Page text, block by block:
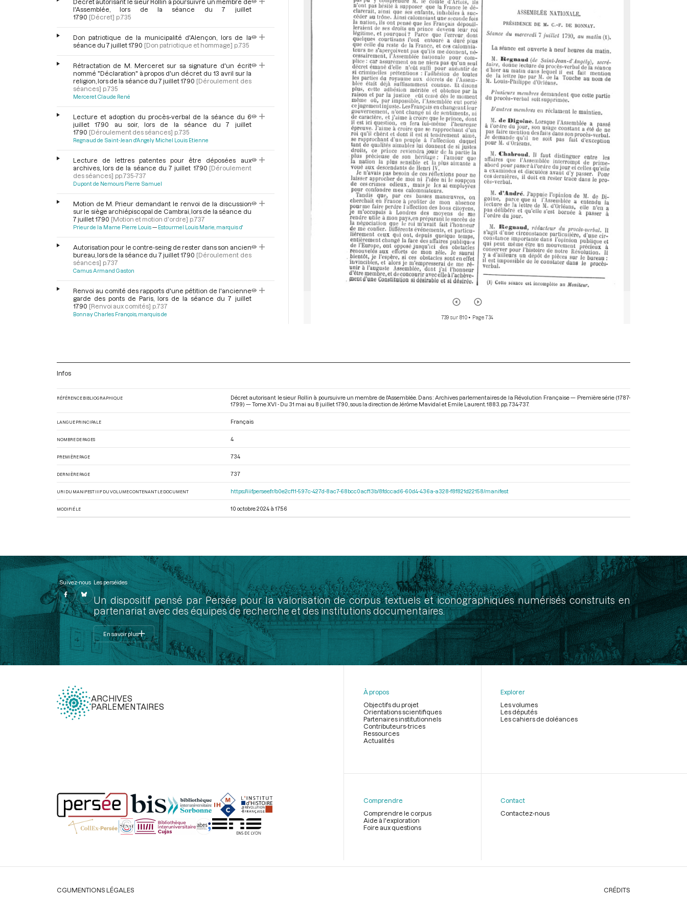
l'Assemblée, lors de la séance du 7 juillet
1790 [Décret] p.735
Don patriotique de la municipalité d'Alençon, lors de la
séance du 7 juillet 1790 [Don patriotique et hommage] p.735
Rétractation de M. Merceret sur sa signature d'un écrit
nommé "Déclaration" à propos d'un décret du 13 avril sur la
religion, lors de la séance du 7 juillet 1790 [Déroulement des
séances] p.735
Merceret Claude René
Lecture et adoption du procès-verbal de la séance du 6
juillet 1790 au soir, lors de la séance du 7 juillet
1790 [Déroulement des séances] p.735
Regnaud de Saint-Jean d'Angely Michel Louis Etienne
Lecture de lettres patentes pour être déposées aux
archives, lors de la séance du 7 juillet 1790 [Déroulement
des séances] pp.735-737
Dupont de Nemours Pierre Samuel
Motion de M. Prieur demandant le renvoi de la discussion
sur le siège archiépiscopal de Cambrai, lors de la séance du
7 juillet 1790 [Motion et motion d'ordre] p.737
Prieur de la Marne Pierre Louis Estourmel Louis Marie, marquis d'
Autorisation pour le contre-seing de rester dans son ancien
bureau, lors de la séance du 7 juillet 1790 [Déroulement des
séances] p.737
Camus Armand Gaston
Renvoi au comité des rapports d'une pétition de l'ancienne
garde des ponts de Paris, lors de la séance du 7 juillet
1790 [Renvoi aux comités] p.737
Bonnay Charles François, marquis de
Bonnay Charles François, marquis de
739 sur 810• Page 734
Infos
RÉFÉRENCE BIBLIOGRAPHIQUE
Décret autorisant le sieur Rollin à poursuivre un membre de l'Assemblée. Dans : Archives parlementaires de la Révolution Française — Première série (1787-
1799) — Tome XVI - Du 31 mai au 8 juillet 1790 , sous la direction de Jérôme Mavidal et Emile Laurent. 1883. pp. 734-737.
LANGUE PRINCIPALE Français
NOMBRE DE PAGES 4
PREMIÈRE PAGE 734
DERNIÈRE PAGE 737
URI DU MANIFEST IIIF DU VOLUME CONTENANT LE DOCUMENT https://iiif.persee.fr/b0e2cf11-597c-427d-8ac7-68bcc0acf13b/8fdccad6-60d4-436a-a328-f8f821d22158/manifest
MODIFIÉ LE 10 octobre 2024 à 17:56
Suivez-nous Les perséides
Un dispositif pensé par Persée pour la valorisation de corpus textuels et iconographiques numérisés construits en
partenariat avec des équipes de recherche et des institutions documentaires.
En savoir plus
ARCHIVES
PARLEMENTAIRES
page
À propos
Objectifs du projet
Orientations scientifiques
Partenaires institutionnels
Contributeurs-trices
Ressources
Actualités
Explorer
Les volumes
Les députés
Les cahiers de doléances
Comprendre
Comprendre le corpus
Aide à l'exploration
Foire aux questions
Contact
Contactez-nous
Légal
CGUMENTIONS LÉGALES CRÉDITS